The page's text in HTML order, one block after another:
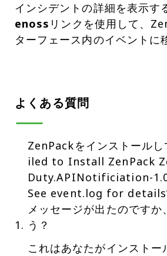
インシデントの詳細を表示す
enoss リンクを使用して、
ターフェース内のイベントに
よくある質問
ZenPackをインストールし
iled to Install ZenPack
Duty.APINotificiation-
See event.log for
メッセージが出たのですか
う？
これはあなたがインスト